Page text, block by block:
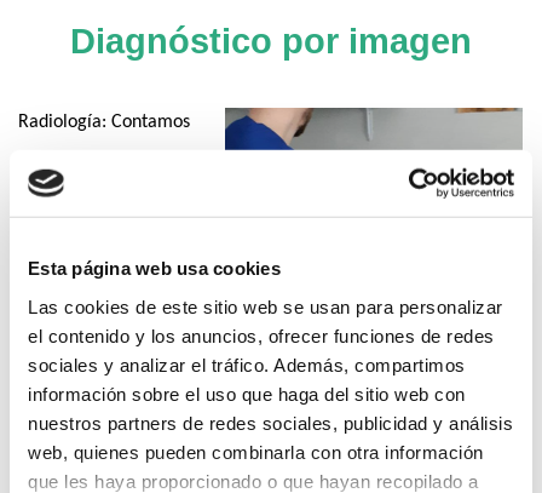
Esta página web usa cookies
Las cookies de este sitio web se usan para personalizar
el contenido y los anuncios, ofrecer funciones de redes
sociales y analizar el tráfico. Además, compartimos
información sobre el uso que haga del sitio web con
nuestros partners de redes sociales, publicidad y análisis
web, quienes pueden combinarla con otra información
que les haya proporcionado o que hayan recopilado a
Diagnóstico por imagen
Radiología: Contamos
avanzada en radiología
sólo segundos, obtener
las imágenes más
detalladas del interior
de nuestros pacientes.
Ecografía: Los ultrasonidos y nuestra experiencia nos permiten
dar un paso más allá en el diagnóstico por imagen.